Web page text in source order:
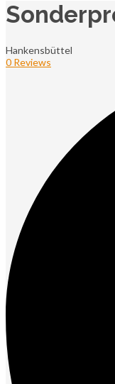
Hankensbüttel
0 Reviews